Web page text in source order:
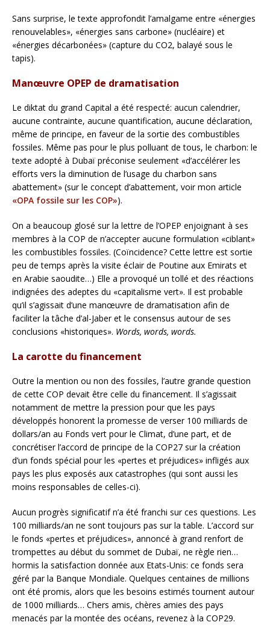
Sans surprise, le texte approfondit l’amalgame entre «énergies
renouvelables», «énergies sans carbone» (nucléaire) et
«énergies décarbonées» (capture du CO2, balayé sous le
tapis).
Manœuvre OPEP de dramatisation
Le diktat du grand Capital a été respecté: aucun calendrier,
aucune contrainte, aucune quantification, aucune déclaration,
même de principe, en faveur de la sortie des combustibles
fossiles. Même pas pour le plus polluant de tous, le charbon: le
texte adopté à Dubaï préconise seulement «d’accélérer les
efforts vers la diminution de l’usage du charbon sans
abattement» (sur le concept d’abattement, voir mon article
«OPA fossile sur les COP»).
On a beaucoup glosé sur la lettre de l’OPEP enjoignant à ses
membres à la COP de n’accepter aucune formulation «ciblant»
les combustibles fossiles. (Coïncidence? Cette lettre est sortie
peu de temps après la visite éclair de Poutine aux Emirats et
en Arabie saoudite…) Elle a provoqué un tollé et des réactions
indignées des adeptes du «capitalisme vert». Il est probable
qu’il s’agissait d’une manœuvre de dramatisation afin de
faciliter la tâche d’al-Jaber et le consensus autour de ses
conclusions «historiques». Words, words, words.
La carotte du financement
Outre la mention ou non des fossiles, l’autre grande question
de cette COP devait être celle du financement. Il s’agissait
notamment de mettre la pression pour que les pays
développés honorent la promesse de verser 100 milliards de
dollars/an au Fonds vert pour le Climat, d’une part, et de
concrétiser l’accord de principe de la COP27 sur la création
d’un fonds spécial pour les «pertes et préjudices» infligés aux
pays les plus exposés aux catastrophes (qui sont aussi les
moins responsables de celles-ci).
Aucun progrès significatif n’a été franchi sur ces questions. Les
100 milliards/an ne sont toujours pas sur la table. L’accord sur
le fonds «pertes et préjudices», annoncé à grand renfort de
trompettes au début du sommet de Dubaï, ne règle rien…
hormis la satisfaction donnée aux Etats-Unis: ce fonds sera
géré par la Banque Mondiale. Quelques centaines de millions
ont été promis, alors que les besoins estimés tournent autour
de 1000 milliards… Chers amis, chères amies des pays
menacés par la montée des océans, revenez à la COP29.